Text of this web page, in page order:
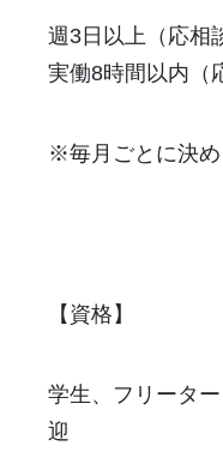
週3日以上（応相
実働8時間以内（
※毎月ごとに決め
【資格】
学生、フリータ
迎